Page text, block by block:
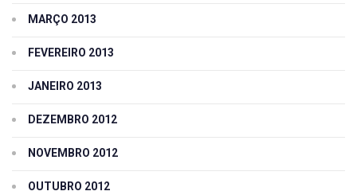
MARÇO 2013
FEVEREIRO 2013
JANEIRO 2013
DEZEMBRO 2012
NOVEMBRO 2012
OUTUBRO 2012